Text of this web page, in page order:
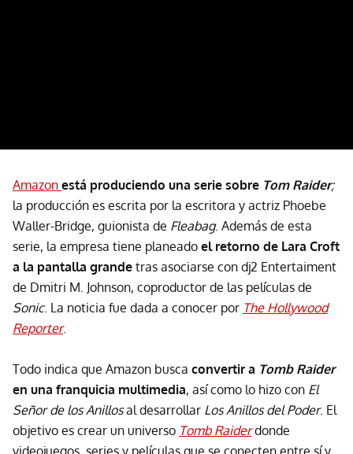
Amazon está produciendo una serie sobre Tom Raider;
la producción es escrita por la escritora y actriz Phoebe
Waller-Bridge, guionista de Fleabag. Además de esta
serie, la empresa tiene planeado el retorno de Lara Croft
a la pantalla grande tras asociarse con dj2 Entertaiment
de Dmitri M. Johnson, coproductor de las películas de
Sonic. La noticia fue dada a conocer por The Hollywood
Reporter.
Todo indica que Amazon busca convertir a Tomb Raider
en una franquicia multimedia, así como lo hizo con El
Señor de los Anillosal desarrollar Los Anillos del Poder. El
objetivo es crear un universo Tomb Raider donde
videojuegos, series y películas que se conecten entre sí y